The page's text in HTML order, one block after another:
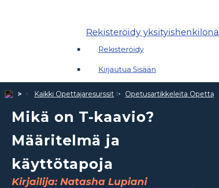
Rekisteröidy yksityishenkilönä
Rekisteröidy
Kirjautua Sisään
Kaikki Opettajaresurssit Opetusartikkeleita
Mikä on T-kaavio?
Määritelmä ja
käyttötapoja
Kirjailija: Natasha Lupiani